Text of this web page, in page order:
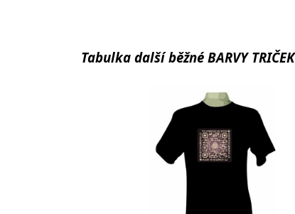
Tabulka další běžné BARVY TRIČEK